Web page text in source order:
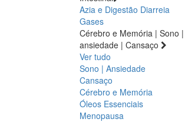
Azia e Digestão Diarreia
Gases
Cérebro e Memória | Sono |
ansiedade | Cansaço
Ver tudo
Sono | Ansiedade
Cansaço
Cérebro e Memória
Óleos Essenciais
Menopausa